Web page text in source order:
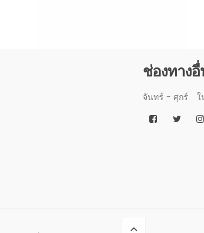
ช่องทาง
จันทร์ - ศุกร์ ใ